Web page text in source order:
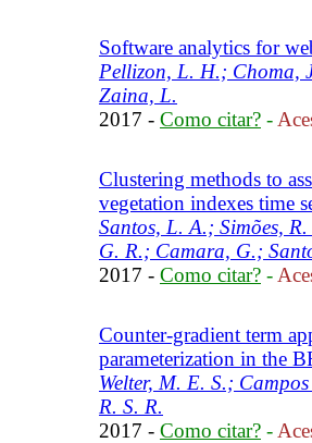
Software analytics for
Pellizon, L. H.; Choma,
Zaina, L.
2017 - Como citar? -
Clustering methods to
vegetation indexes time
Santos, L. A.; Simões,
G. R.; Camara, G.;
2017 - Como citar? -
Counter-gradient term
parameterization in the
Welter, M. E. S.;
R. S. R.
2017 - Como citar? -